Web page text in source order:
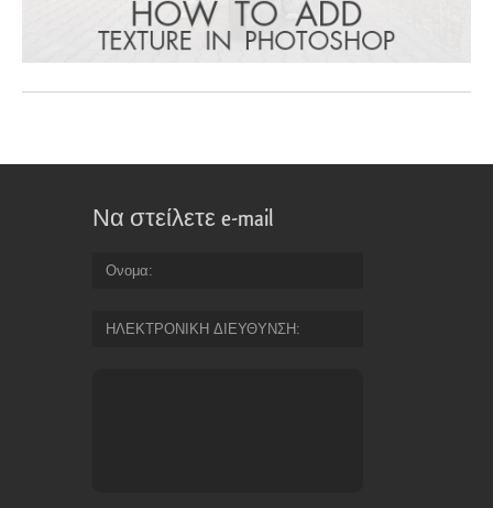
Να στείλετε e-mail
Ονομα
ΗΛΕΚΤΡΟΝΙΚΗ ΔΙΕΥΘΥΝΣΗ